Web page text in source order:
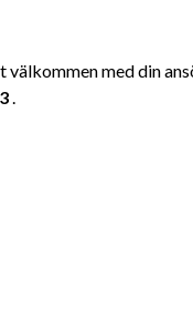
välkommen med din
.